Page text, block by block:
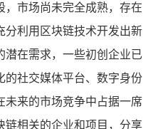
，市场尚未完全成熟，存在
分利用区块链技术开发出新
潜在需求，一些初创企业已
的社交媒体平台、数字身份
未来的市场竞争中占据一席
链相关的企业和项目，分享